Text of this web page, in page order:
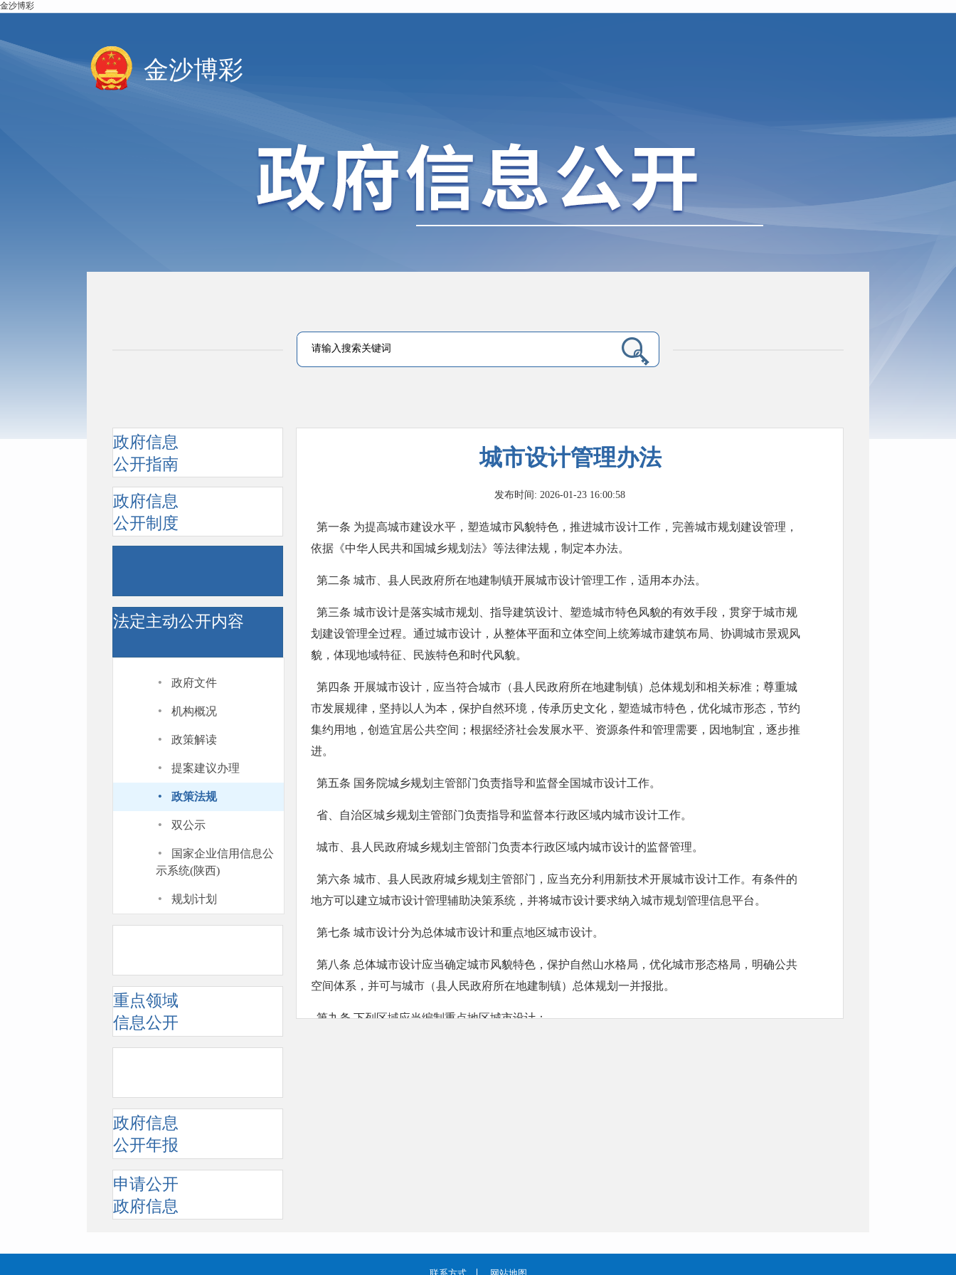
金沙博彩
金沙博彩
政府信息
公开指南
政府信息
公开制度
法定主动公开内容
· 政府文件
· 机构概况
· 政策解读
· 提案建议办理
· 政策法规
· 双公示
·
国家企业信用信息公
示系统(陕西)
· 规划计划
重点领域
信息公开
政府信息
公开年报
申请公开
政府信息
城市设计管理办法
发布时间: 2026-01-23 16:00:58
依据《中华人民共和国城乡规划法》等法律法规，制定本办法。
  第二条 城市、县人民政府所在地建制镇开展城市设计管理工作，适用本办法。
划建设管理全过程。通过城市设计，从整体平面和立体空间上统筹城市建筑布局、协调城市景观风
貌，体现地域特征、民族特色和时代风貌。
市发展规律，坚持以人为本，保护自然环境，传承历史文化，塑造城市特色，优化城市形态，节约
集约用地，创造宜居公共空间；根据经济社会发展水平、资源条件和管理需要，因地制宜，逐步推
进。
  第五条 国务院城乡规划主管部门负责指导和监督全国城市设计工作。
  省、自治区城乡规划主管部门负责指导和监督本行政区域内城市设计工作。
  城市、县人民政府城乡规划主管部门负责本行政区域内城市设计的监督管理。
地方可以建立城市设计管理辅助决策系统，并将城市设计要求纳入城市规划管理信息平台。
  第七条 城市设计分为总体城市设计和重点地区城市设计。
空间体系，并可与城市（县人民政府所在地建制镇）总体规划一并报批。
  第九条 下列区域应当编制重点地区城市设计：